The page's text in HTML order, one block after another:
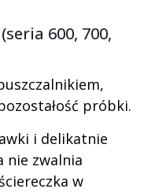
600, 700,
próbki.
i delikatnie
nie zwalnia
w